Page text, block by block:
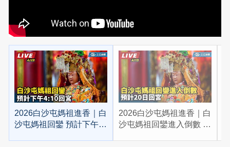
2026白沙屯媽祖進香｜白
沙屯媽祖回鑾 預計下午
2026白沙屯媽祖進香｜白
沙屯媽祖回鑾進入倒數 預